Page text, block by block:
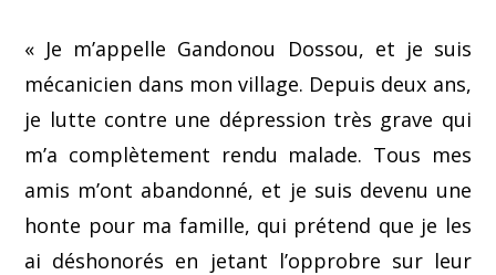
« Je m’appelle Gandonou Dossou, et je suis
mécanicien dans mon village. Depuis deux ans,
je lutte contre une dépression très grave qui
m’a complètement rendu malade. Tous mes
amis m’ont abandonné, et je suis devenu une
honte pour ma famille, qui prétend que je les
ai déshonorés en jetant l’opprobre sur leur